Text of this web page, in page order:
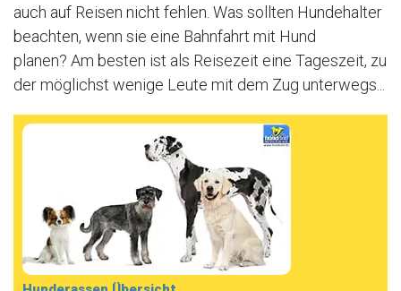
auch auf Reisen nicht fehlen. Was sollten Hundehalter
beachten, wenn sie eine Bahnfahrt mit Hund
planen? Am besten ist als Reisezeit eine Tageszeit, zu
der möglichst wenige Leute mit dem Zug unterwegs...